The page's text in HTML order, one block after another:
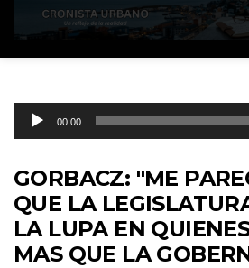
Reproductor
00:00
GORBACZ: "ME
QUE LA
LA LUPA EN
MAS QUE LA